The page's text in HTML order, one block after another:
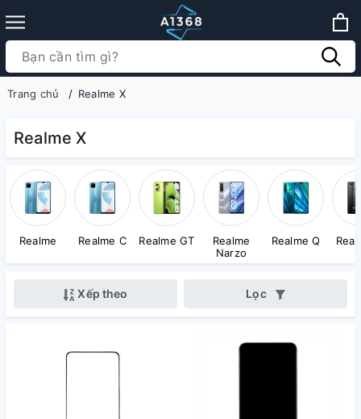
Trang chủ Realme X
Realme X
Realme Realme C Realme GT
Realme
Narzo
Realme Q
Xếp theo Lọc